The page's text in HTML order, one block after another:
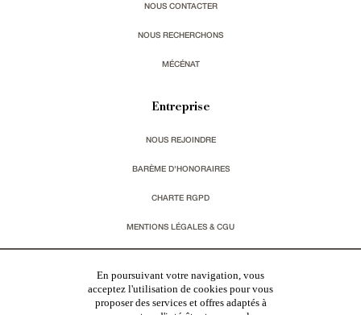
NOUS CONTACTER
NOUS RECHERCHONS
MÉCÉNAT
Entreprise
NOUS REJOINDRE
BARÈME D'HONORAIRES
CHARTE RGPD
MENTIONS LÉGALES & CGU
Vous souhaitez recevoir nos lettres d'information ?
En poursuivant votre navigation, vous
acceptez l'utilisation de cookies pour vous
proposer des services et offres adaptés à